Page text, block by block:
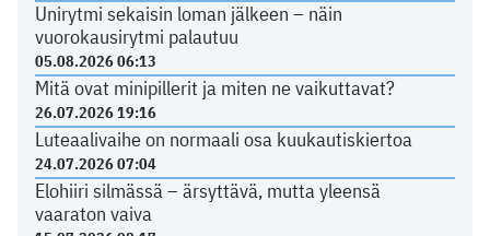
Unirytmi sekaisin loman jälkeen – näin
vuorokausirytmi palautuu
05.08.2026 06:13
Mitä ovat minipillerit ja miten ne vaikuttavat?
26.07.2026 19:16
Luteaalivaihe on normaali osa kuukautiskiertoa
24.07.2026 07:04
Elohiiri silmässä – ärsyttävä, mutta yleensä
vaaraton vaiva